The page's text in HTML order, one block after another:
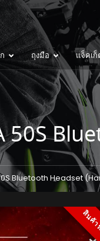
ถุงมือ แจ็คเก็
50S
Bluetooth Headset
สิน